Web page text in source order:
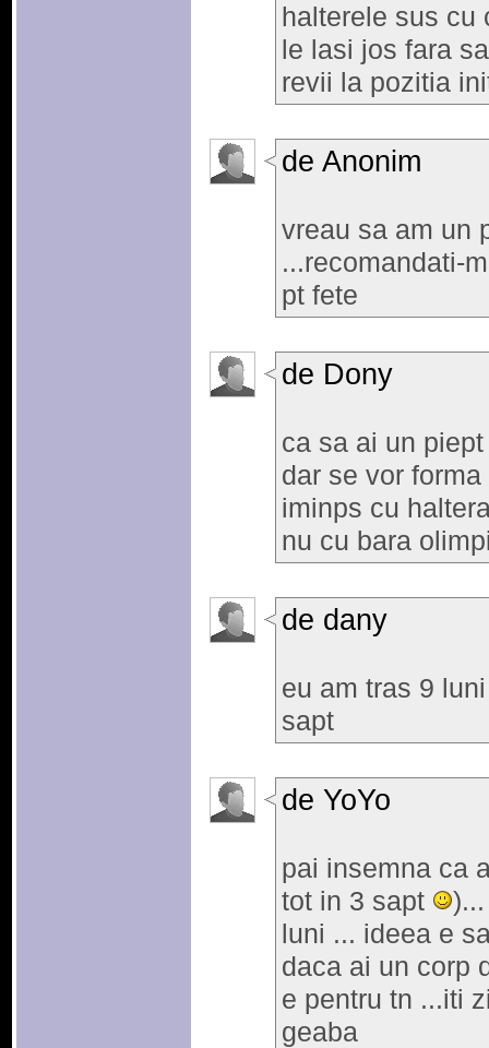
halterele sus cu
le lasi jos fara
revii la pozitia
de Anonim
vreau sa am un
...recomandati-
pt fete
de Dony
ca sa ai un
dar se vor
iminps cu
nu cu bara
de dany
eu am tras 9
sapt
de YoYo
pai insemna ca
tot in 3 sapt
luni ... ideea e
daca ai un corp
e pentru tn ...iti
geaba